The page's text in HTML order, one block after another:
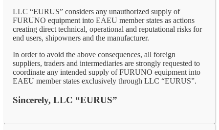
LLC “EURUS” considers any unauthorized supply of
FURUNO equipment into EAEU member states as actions
creating direct technical, operational and reputational risks for
end users, shipowners and the manufacturer.
In order to avoid the above consequences, all foreign
suppliers, traders and intermediaries are strongly requested to
coordinate any intended supply of FURUNO equipment into
EAEU member states exclusively through LLC “EURUS”.
Sincerely, LLC “EURUS”